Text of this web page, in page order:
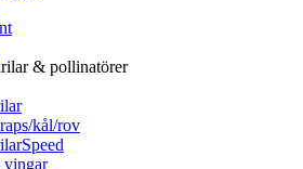
& pollinatörer
kål/rov
vingar